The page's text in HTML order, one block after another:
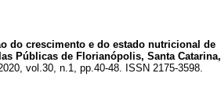
do crescimento e do estado nutricional de
Públicas de Florianópolis, Santa Catarina,
vol.30, n.1, pp.40-48. ISSN 2175-3598.